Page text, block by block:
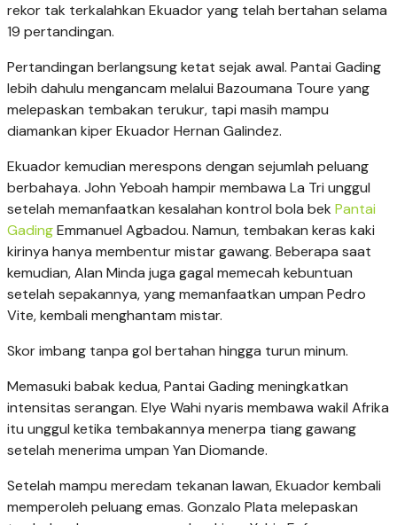
rekor tak terkalahkan Ekuador yang telah bertahan selama
19 pertandingan.
Pertandingan berlangsung ketat sejak awal. Pantai Gading
lebih dahulu mengancam melalui Bazoumana Toure yang
melepaskan tembakan terukur, tapi masih mampu
diamankan kiper Ekuador Hernan Galindez.
Ekuador kemudian merespons dengan sejumlah peluang
berbahaya. John Yeboah hampir membawa La Tri unggul
setelah memanfaatkan kesalahan kontrol bola bek Pantai
GadingEmmanuel Agbadou. Namun, tembakan keras kaki
kirinya hanya membentur mistar gawang. Beberapa saat
kemudian, Alan Minda juga gagal memecah kebuntuan
setelah sepakannya, yang memanfaatkan umpan Pedro
Vite, kembali menghantam mistar.
Skor imbang tanpa gol bertahan hingga turun minum.
Memasuki babak kedua, Pantai Gading meningkatkan
intensitas serangan. Elye Wahi nyaris membawa wakil Afrika
itu unggul ketika tembakannya menerpa tiang gawang
setelah menerima umpan Yan Diomande.
Setelah mampu meredam tekanan lawan, Ekuador kembali
memperoleh peluang emas. Gonzalo Plata melepaskan